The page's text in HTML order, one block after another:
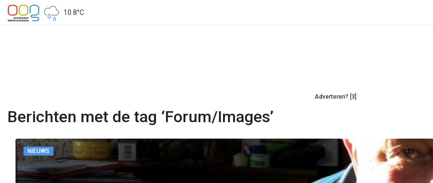
10.8°C
Adverteren? [3]
Berichten met de tag ‘Forum/Images’
NIEUWS